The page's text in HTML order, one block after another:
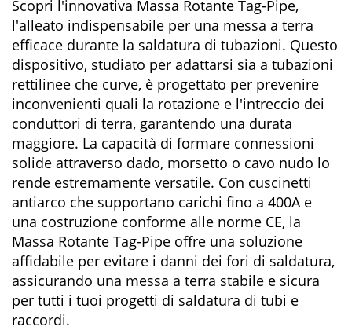
Scopri l'innovativa Massa Rotante Tag-Pipe,
l'alleato indispensabile per una messa a terra
efficace durante la saldatura di tubazioni. Questo
dispositivo, studiato per adattarsi sia a tubazioni
rettilinee che curve, è progettato per prevenire
inconvenienti quali la rotazione e l'intreccio dei
conduttori di terra, garantendo una durata
maggiore. La capacità di formare connessioni
solide attraverso dado, morsetto o cavo nudo lo
rende estremamente versatile. Con cuscinetti
antiarco che supportano carichi fino a 400A e
una costruzione conforme alle norme CE, la
Massa Rotante Tag-Pipe offre una soluzione
affidabile per evitare i danni dei fori di saldatura,
assicurando una messa a terra stabile e sicura
per tutti i tuoi progetti di saldatura di tubi e
raccordi.